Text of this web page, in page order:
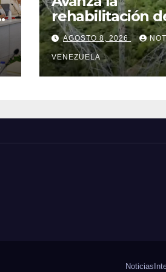
rehabilitación
línea de
Planta Centro –
Yaracuy
AGOSTO 8, 2026
VENEZUELA
Noticias